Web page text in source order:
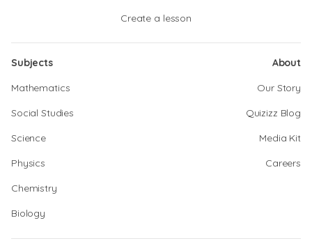
Create a lesson
Subjects
Mathematics
Social Studies
Science
Physics
Chemistry
Biology
About
Our Story
Quizizz Blog
Media Kit
Careers